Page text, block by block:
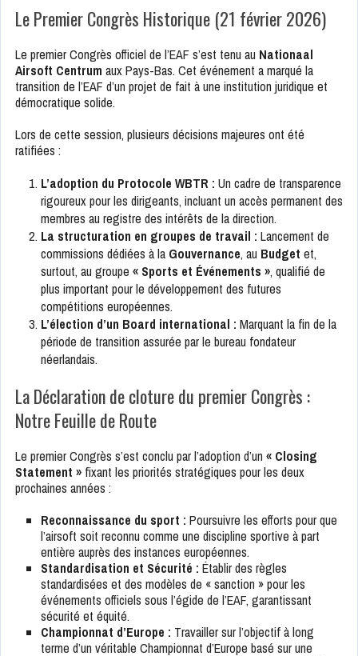
Le Premier Congrès Historique (21 février 2026)
Le premier Congrès officiel de l’EAF s’est tenu au Nationaal
Airsoft Centrum aux Pays-Bas. Cet événement a marqué la
transition de l’EAF d’un projet de fait à une institution juridique et
démocratique solide.
Lors de cette session, plusieurs décisions majeures ont été
ratifiées :
L’adoption du Protocole WBTR : Un cadre de transparence
rigoureux pour les dirigeants, incluant un accès permanent des
membres au registre des intérêts de la direction.
La structuration en groupes de travail : Lancement de
commissions dédiées à la Gouvernance, au Budget et,
surtout, au groupe « Sports et Événements », qualifié de
plus important pour le développement des futures
compétitions européennes.
L’élection d’un Board international : Marquant la fin de la
période de transition assurée par le bureau fondateur
néerlandais.
La Déclaration de cloture du premier Congrès :
Notre Feuille de Route
Le premier Congrès s’est conclu par l’adoption d’un « Closing
Statement » fixant les priorités stratégiques pour les deux
prochaines années :
Reconnaissance du sport : Poursuivre les efforts pour que
l’airsoft soit reconnu comme une discipline sportive à part
entière auprès des instances européennes.
Standardisation et Sécurité : Établir des règles
standardisées et des modèles de « sanction » pour les
événements officiels sous l’égide de l’EAF, garantissant
sécurité et équité.
Championnat d’Europe : Travailler sur l’objectif à long
terme d’un véritable Championnat d’Europe basé sur une